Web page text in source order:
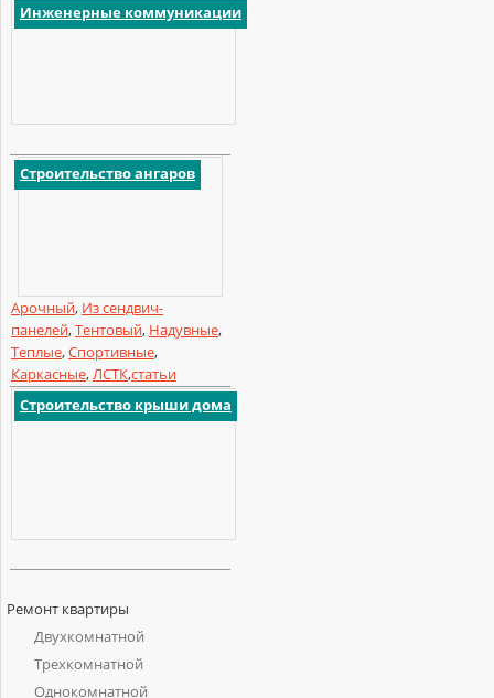
Инженерные коммуникации
Строительство ангаров
Арочный, Из сендвич-
панелей,Тентовый, Надувные,
Теплые,Спортивные,
Каркасные,ЛСТК,статьи
Строительство крыши дома
Ремонт квартиры
Двухкомнатной
Трехкомнатной
Однокомнатной